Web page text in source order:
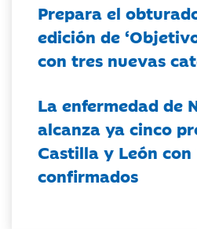
Prepara el
edición de
con tres nuevas
La enfermedad de
alcanza ya cinco
Castilla y León
confirmados